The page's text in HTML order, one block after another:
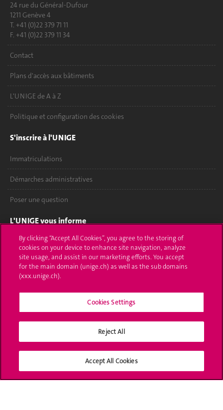
24 rue du Général-Dufour
1211 Genève 4
T. +41 (0)22 379 71 11
F. +41 (0)22 379 11 34
Contact
Plans d'accès aux bâtiments
L'UNIGE de A à Z
Politique et configuration des cookies
S'inscrire à l'UNIGE
Immatriculations
Démarches administratives
Poser une question
L'UNIGE vous informe
UNIGE Mobile
Médias
Offres d'emploi
Calendrier académique
Médias sociaux UNIGE
By clicking “Accept All Cookies”, you agree to the storing of
cookies on your device to enhance site navigation, analyze
site usage, and assist in our marketing efforts. You accept
for the main domain (unige.ch) as well as the sub domains
(xxx.unige.ch).
Cookies Settings
Reject All
Accept All Cookies